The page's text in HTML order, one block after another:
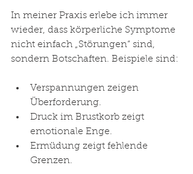
In meiner Praxis erlebe ich immer
wieder, dass körperliche Symptome
nicht einfach „Störungen“ sind,
sondern Botschaften. Beispiele sind:
Verspannungen zeigen
Überforderung.
Druck im Brustkorb zeigt
emotionale Enge.
Ermüdung zeigt fehlende
Grenzen.